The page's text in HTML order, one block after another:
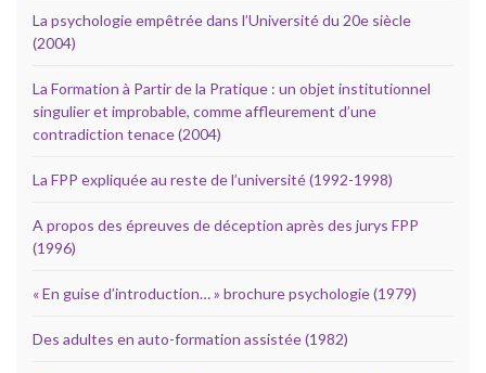
La psychologie empêtrée dans l’Université du 20e siècle
(2004)
La Formation à Partir de la Pratique : un objet institutionnel
singulier et improbable, comme affleurement d’une
contradiction tenace (2004)
La FPP expliquée au reste de l’université (1992-1998)
A propos des épreuves de déception après des jurys FPP
(1996)
« En guise d’introduction… » brochure psychologie (1979)
Des adultes en auto-formation assistée (1982)